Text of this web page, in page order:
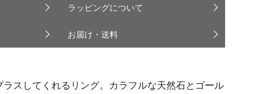
ラッピングについて
お届け・送料
スしてくれるリング。カラフルな天然石とゴール